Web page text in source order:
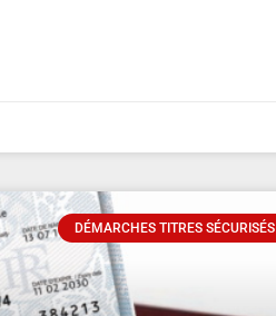
DÉMARCHES TITRES SÉCURISÉS